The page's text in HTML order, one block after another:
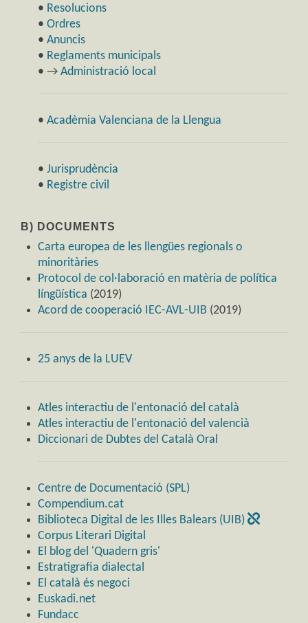
• Resolucions
• Ordres
• Anuncis
• Reglaments municipals
• → Administració local
• Acadèmia Valenciana de la Llengua
• Jurisprudència
• Registre civil
B) DOCUMENTS
Carta europea de les llengües regionals o
minoritàries
Protocol de col·laboració en matèria de política
língüística (2019)
Acord de cooperació IEC-AVL-UIB (2019)
25 anys de la LUEV
Atles interactiu de l'entonació del català
Atles interactiu de l'entonació del valencià
Diccionari de Dubtes del Català Oral
Centre de Documentació (SPL)
Compendium.cat
Biblioteca Digital de les Illes Balears (UIB)
Corpus Literari Digital
El blog del 'Quadern gris'
Estratigrafia dialectal
El català és negoci
Euskadi.net
Fundacc